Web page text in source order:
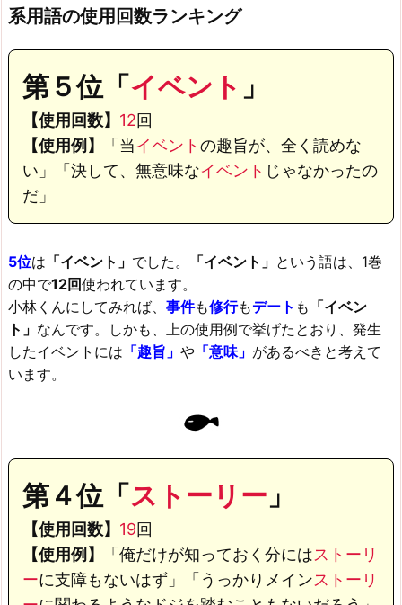
系用語の使用回数ランキング
第５位「イベント 」
【使用回数】 12回
【使用例】
「当イベントの趣旨が、全く読めな
い」「決して、無意味なイベント じゃなかったの
だ」
5位は 「イベント」 でした。 「イベント」 という語は、1巻
の中で12回使われています。
小林くんにしてみれば、 事件も修行もデート も 「イベン
ト」 なんです。しかも、上の使用例で挙げたとおり、発生
したイベントには 「趣旨」 や 「意味」 があるべきと考えて
います。
第４位「ストーリー 」
【使用回数】 19回
【使用例】
「俺だけが知っておく分にはストーリ
ーに支障もないはず」「うっかりメインストーリ